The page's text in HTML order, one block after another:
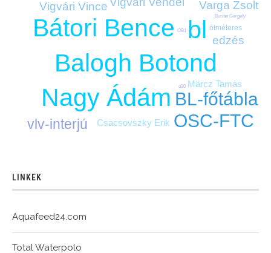
Balogh Botond
bl
Bátori Bence
Nagy Ádám BL-főtábla
OSC-FTC
vlv-interjú
edzés
Varga Zsolt
Vigvári Vince
Csacsovszky Erik
Märcz Tamás
ötméteres
Burián Gergely
OB1
u20
LINKEK
Aquafeed24.com
Total Waterpolo